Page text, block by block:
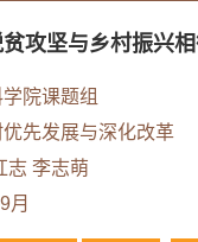
攻坚与乡村振兴
院课题组
先发展与深化改革
志李志萌
月